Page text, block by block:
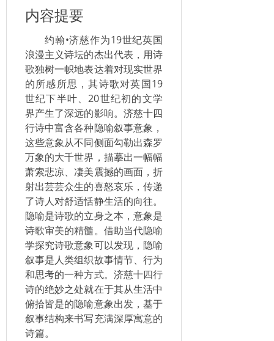
内容提要
约翰•济慈作为19世纪英国
浪漫主义诗坛的杰出代表，用诗
歌独树一帜地表达着对现实世界
的所感所思，其诗歌对英国19
世纪下半叶、20世纪初的文学
界产生了深远的影响。济慈十四
行诗中富含各种隐喻叙事意象，
这些意象从不同侧面勾勒出森罗
万象的大千世界，描摹出一幅幅
萧索悲凉、凄美震撼的画面，折
射出芸芸众生的喜怒哀乐，传递
了诗人对舒适恬静生活的向往。
隐喻是诗歌的立身之本，意象是
诗歌审美的精髓。借助当代隐喻
学探究诗歌意象可以发现，隐喻
叙事是人类组织故事情节、行为
和思考的一种方式。济慈十四行
诗的绝妙之处就在于其从生活中
俯拾皆是的隐喻意象出发，基于
叙事结构来书写充满深厚寓意的
诗篇。